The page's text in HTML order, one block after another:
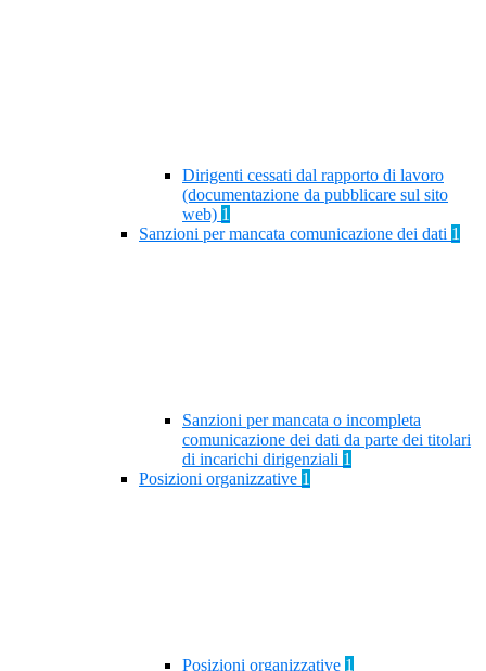
Dirigenti cessati dal rapporto di lavoro
(documentazione da pubblicare sul sito
web) 1
Sanzioni per mancata comunicazione dei dati 1
Sanzioni per mancata o incompleta
comunicazione dei dati da parte dei titolari
di incarichi dirigenziali 1
Posizioni organizzative 1
Posizioni organizzative 1